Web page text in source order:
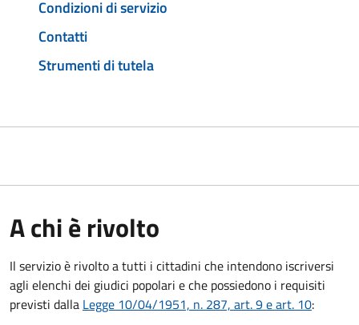
Condizioni di servizio
Contatti
Strumenti di tutela
A chi è rivolto
Il servizio è rivolto a tutti i cittadini che intendono iscriversi
agli elenchi dei giudici popolari e che possiedono i requisiti
previsti dalla Legge 10/04/1951, n. 287, art. 9 e art. 10: